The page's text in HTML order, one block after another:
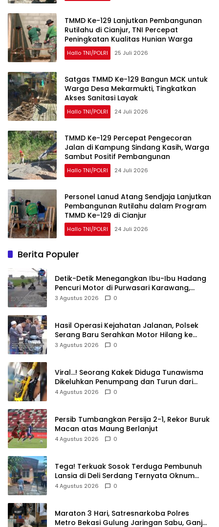
TMMD Ke-129 Lanjutkan Pembangunan
Rutilahu di Cianjur, TNI Percepat
Peningkatan Kualitas Hunian Warga
Hallo TNI/POLRI 25 Juli 2026
Satgas TMMD Ke-129 Bangun MCK untuk
Warga Desa Mekarmukti, Tingkatkan
Akses Sanitasi Layak
Hallo TNI/POLRI 24 Juli 2026
TMMD Ke-129 Percepat Pengecoran
Jalan di Kampung Sindang Kasih, Warga
Sambut Positif Pembangunan
Hallo TNI/POLRI 24 Juli 2026
Personel Lanud Atang Sendjaja Lanjutkan
Pembangunan Rutilahu dalam Program
TMMD Ke-129 di Cianjur
Hallo TNI/POLRI 24 Juli 2026
Berita Populer
Detik-Detik Menegangkan Ibu-Ibu Hadang
Pencuri Motor di Purwasari Karawang,
Pelaku Lolos di Tengah Keramaian!
3 Agustus 2026 0
Hasil Operasi Kejahatan Jalanan, Polsek
Serang Baru Serahkan Motor Hilang ke
Pemilik
3 Agustus 2026 0
Viral…! Seorang Kakek Diduga Tunawisma
Dikeluhkan Penumpang dan Turun dari
TransJakarta Karena Bau Badan
4 Agustus 2026 0
Persib Tumbangkan Persija 2-1, Rekor Buruk
Macan atas Maung Berlanjut
4 Agustus 2026 0
Tega! Terkuak Sosok Terduga Pembunuh
Lansia di Deli Serdang Ternyata Oknum
Polisi Tetangga Korban
4 Agustus 2026 0
Maraton 3 Hari, Satresnarkoba Polres
Metro Bekasi Gulung Jaringan Sabu, Ganja,